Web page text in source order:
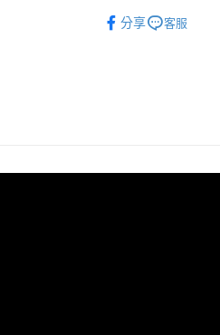
帳／街口支付／iPASS
分享 客服